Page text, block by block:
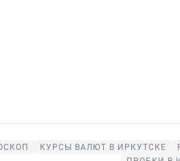
КУРСЫ ВАЛЮТ В ИРКУТСКЕ